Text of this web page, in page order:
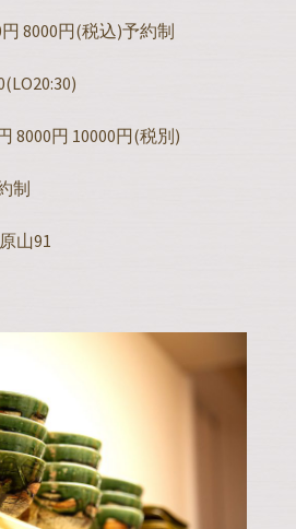
8000円(税込)予約制
8000円 10000円(税別)
制
山91